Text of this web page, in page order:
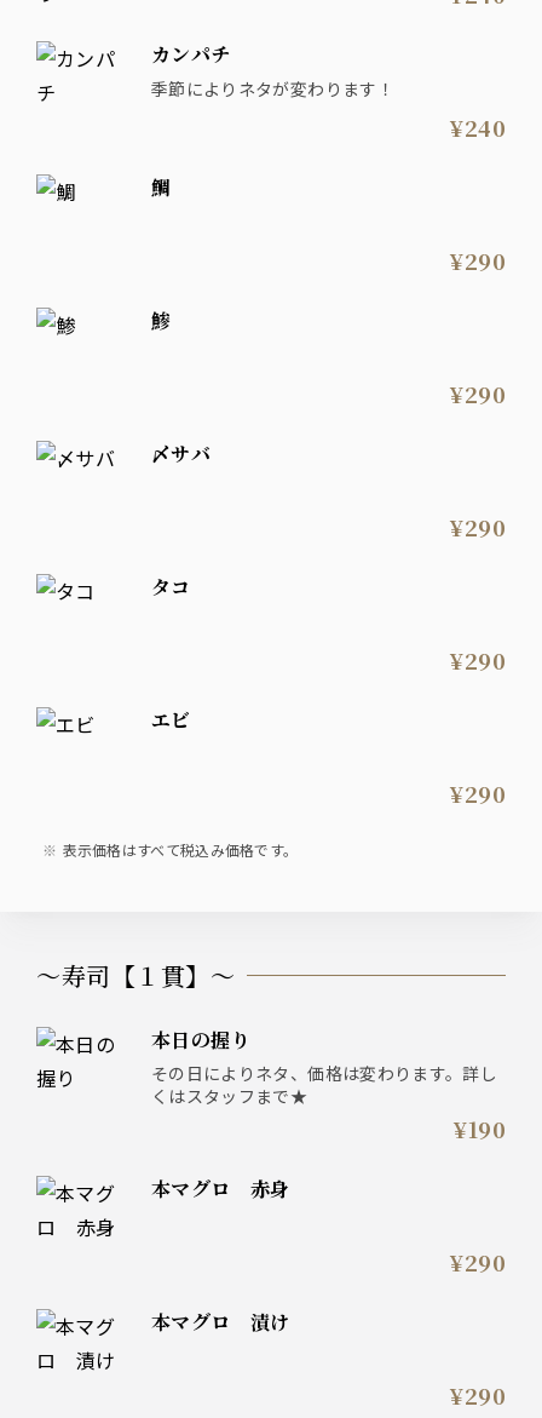
カンパチ
季節によりネタが変わります！
¥240
鯛
¥290
鯵
¥290
〆サバ
¥290
タコ
¥290
エビ
¥290
表示価格はすべて税込み価格です。
〜寿司【１貫】〜
本日の握り
その日によりネタ、価格は変わります。詳し
くはスタッフまで★
¥190
本マグロ 赤身
¥290
本マグロ 漬け
¥290